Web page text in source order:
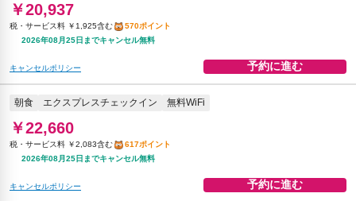
￥20,937
税・サービス料 ￥1,925含む
570ポイント
2026年08月25日までキャンセル無料
キャンセルポリシー 予約に進む
朝食 エクスプレスチェックイン 無料WiFi
￥22,660
税・サービス料 ￥2,083含む
617ポイント
2026年08月25日までキャンセル無料
キャンセルポリシー 予約に進む